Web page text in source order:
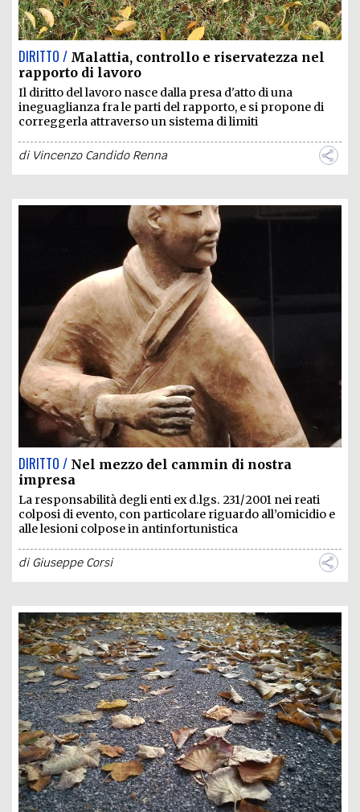
DIRITTO / Malattia, controllo e riservatezza nel
rapporto di lavoro
Il diritto del lavoro nasce dalla presa d'atto di una
ineguaglianza fra le parti del rapporto, e si propone di
correggerla attraverso un sistema di limiti
di Vincenzo Candido Renna
DIRITTO / Nel mezzo del cammin di nostra
impresa
La responsabilità degli enti ex d.lgs. 231/2001 nei reati
colposi di evento, con particolare riguardo all’omicidio e
alle lesioni colpose in antinfortunistica
diGiuseppe Corsi